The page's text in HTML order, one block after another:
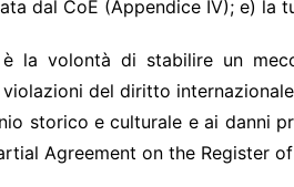
dal CoE (Appendice IV); e) la
la volontà di stabilire un
violazioni del diritto
storico e culturale e ai danni
Agreement on the Register